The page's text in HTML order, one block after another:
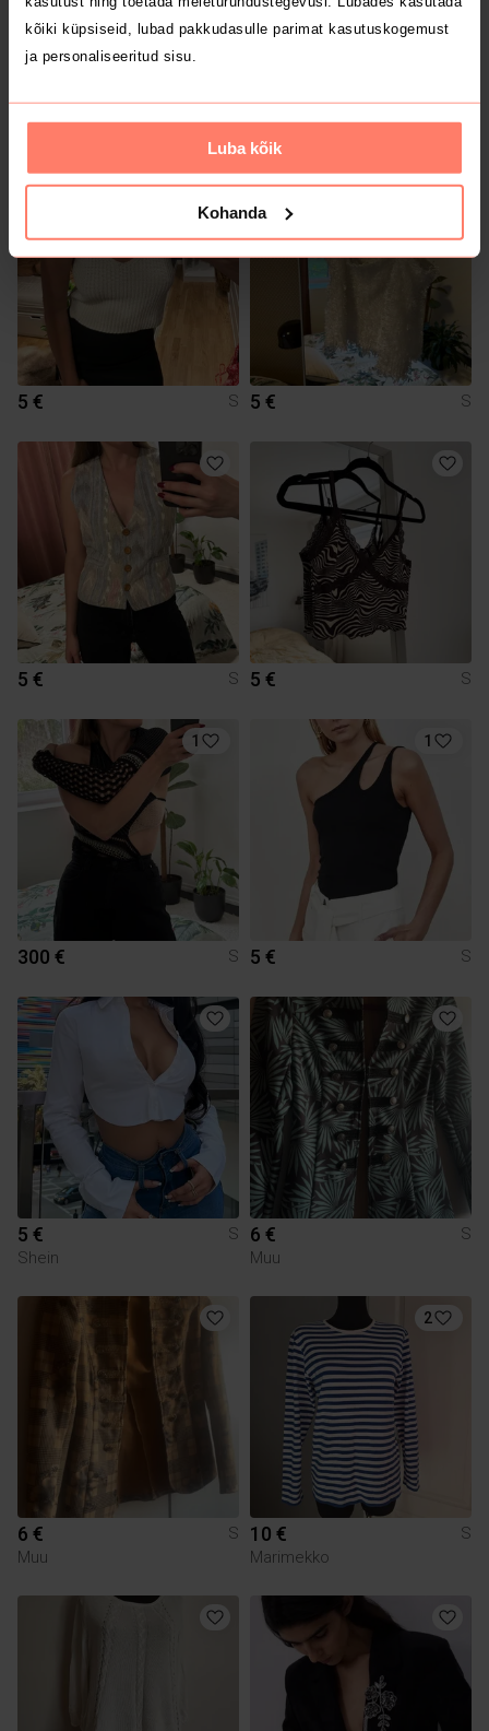
kõiki küpsiseid, lubad pakkudasulle parimat kasutuskogemust
ja personaliseeritud sisu.
Luba kõik
Kohanda
5 € S 5 € S
5 € S
1
5 € S
5 € S 5 € S
1
300 € S
1
5 € S
5 €
S
Shein
6 €
S
Muu
6 €
S
Muu
2
10 €
S
Marimekko